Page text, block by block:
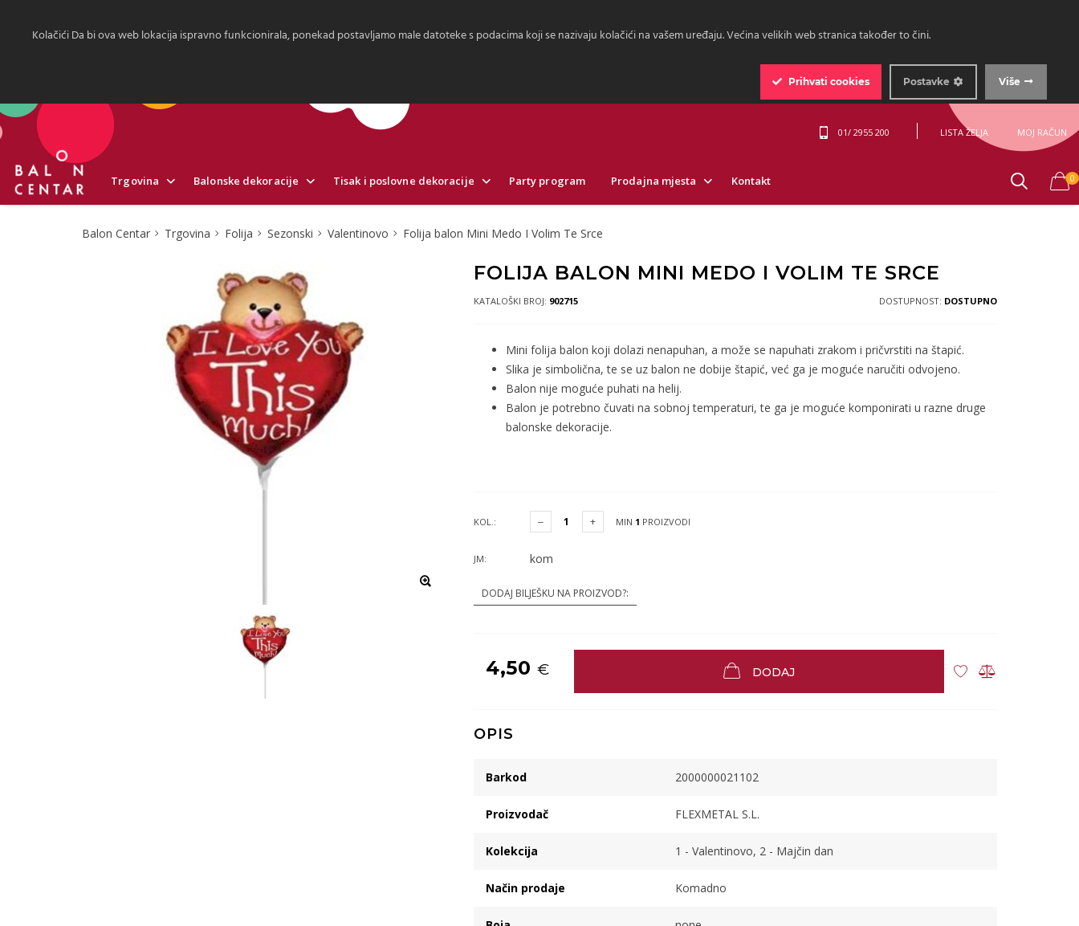
01/ 2955 200 LISTA ŽELJA MOJ RAČUN
Trgovina Balonske dekoracije Tisak i poslovne dekoracije Party program Prodajna mjesta Kontakt 0
Balon Centar Trgovina Folija Sezonski Valentinovo Folija balon Mini Medo I Volim Te Srce
FOLIJA BALON MINI MEDO I VOLIM TE SRCE
KATALOŠKI BROJ: 902715 DOSTUPNOST: DOSTUPNO
Mini folija balon koji dolazi nenapuhan, a može se napuhati zrakom i pričvrstiti na štapić.
Slika je simbolična, te se uz balon ne dobije štapić, već ga je moguće naručiti odvojeno.
Balon nije moguće puhati na helij.
Balon je potrebno čuvati na sobnoj temperaturi, te ga je moguće komponirati u razne druge
balonske dekoracije.
KOL.: MIN 1 PROIZVODI
JM: kom
DODAJ BILJEŠKU NA PROIZVOD?:
4,50 € DODAJ
OPIS
Barkod 2000000021102
Proizvodač FLEXMETAL S.L.
Kolekcija 1 - Valentinovo, 2 - Majčin dan
Način prodaje Komadno
Kolačići Da bi ova web lokacija ispravno funkcionirala, ponekad postavljamo male datoteke s podacima koji se nazivaju kolačići na vašem uređaju. Većina velikih web stranica također to čini.
Prihvati cookies Više
Postavke